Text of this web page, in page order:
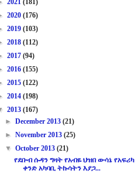
2021 (181)
2020 (176)
2019 (103)
2018 (112)
2017 (94)
2016 (155)
2015 (122)
2014 (198)
2013 (167)
►December 2013(21)
►November 2013(25)
▼October 2013(21)
የደቡብ ሱዳን ግዛት የአብዬ ህዝበ ውሳኔ የአፍሪካ
ቀንድ አካባቢ ትኩሳትን እያጋ...